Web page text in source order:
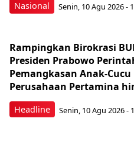
Nasional Senin, 10 Agu 2026 -
Headline
Rampingkan Birokrasi
Presiden Prabowo
Pemangkasan Anak-Cucu
Perusahaan Pertamina
Senin, 10 Agu 2026 -